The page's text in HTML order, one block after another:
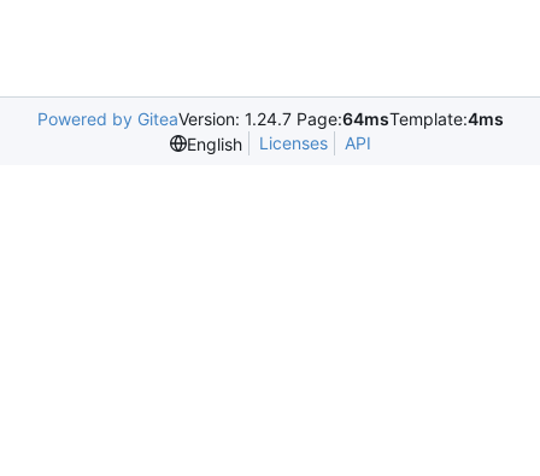
Powered by GiteaVersion: 1.24.7 Page:64msTemplate:4ms
English
Licenses API